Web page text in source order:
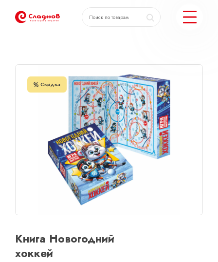
КАТАЛОГ ПОДАРКОВ
МОЖЕМ ЕЩЕ
ПОДОБРАТЬ ПОДАРКИ
ДОСТАВКА И ОПЛАТА
О КОМПАНИИ
ОТЗЫВЫ
КОНТАКТЫ
Книга Новогодний хоккей
Скидка
Книга Новогодний
хоккей